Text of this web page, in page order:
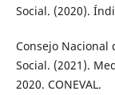
Social. (2020).
Consejo Nacional
Social. (2021).
2020. CONEVAL.